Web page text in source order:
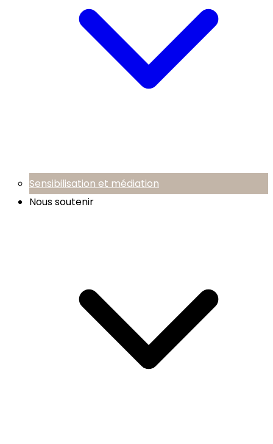
Sensibilisation et médiation
Nous soutenir